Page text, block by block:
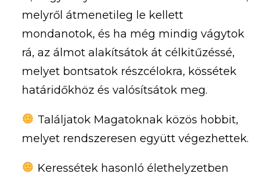
melyről átmenetileg le kellett
mondanotok, és ha még mindig vágytok
rá, az álmot alakítsátok át célkitűzéssé,
melyet bontsatok részcélokra, kössétek
határidőkhöz és valósítsátok meg.
Találjatok Magatoknak közös hobbit,
melyet rendszeresen együtt végezhettek.
Keressétek hasonló élethelyzetben